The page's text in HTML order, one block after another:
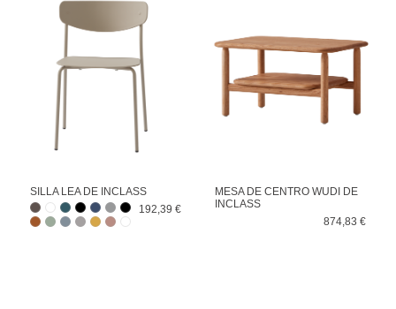
SILLA LEA DE INCLASS
192,39 €
MESA DE CENTRO WUDI DE
INCLASS
874,83 €